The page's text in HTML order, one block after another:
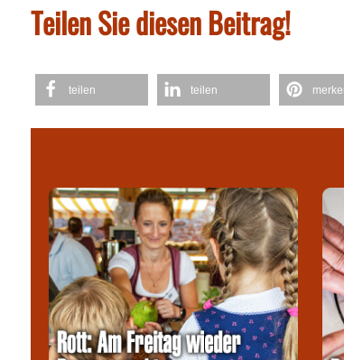
Teilen Sie diesen Beitrag!
teilen teilen